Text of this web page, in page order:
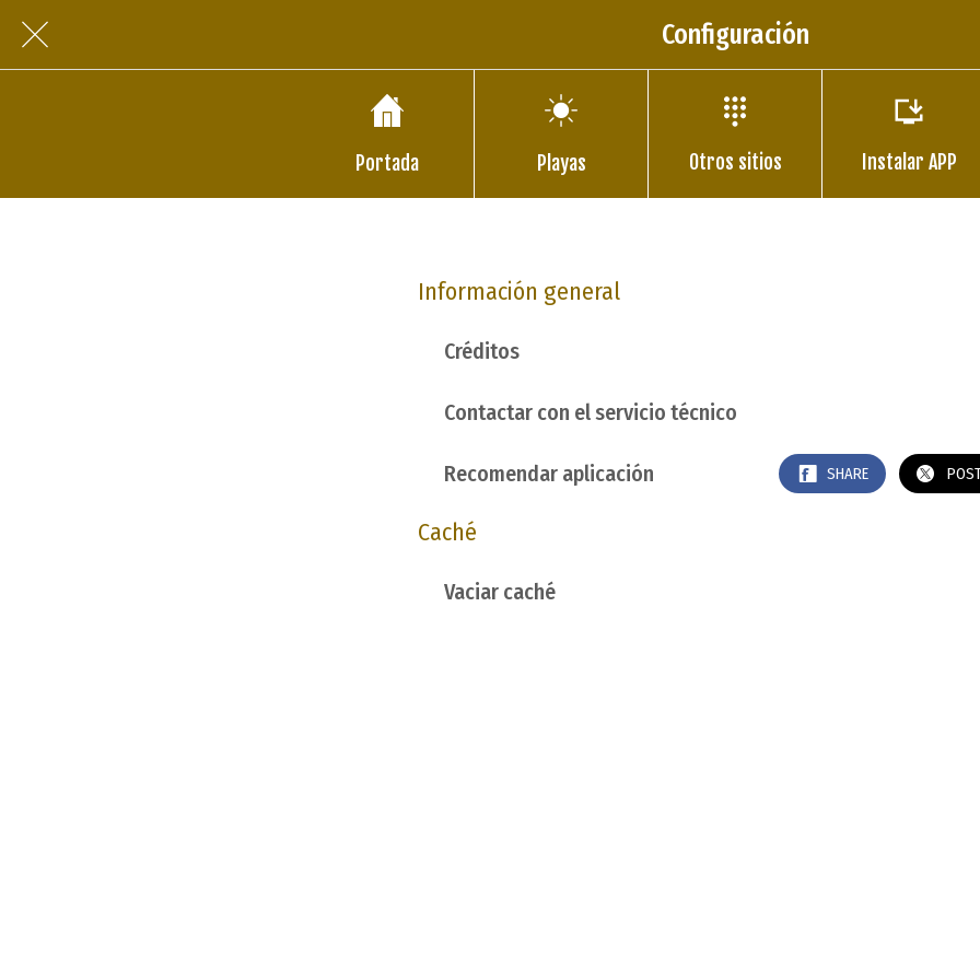
Configuración
Portada Playas Otros sitios Instalar APP
Información general
Créditos
Contactar con el servicio técnico
Recomendar aplicación SHARE
Caché
Vaciar caché